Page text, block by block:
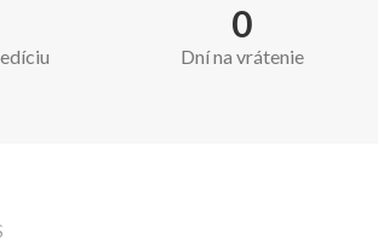
0
Dní na vrátenie